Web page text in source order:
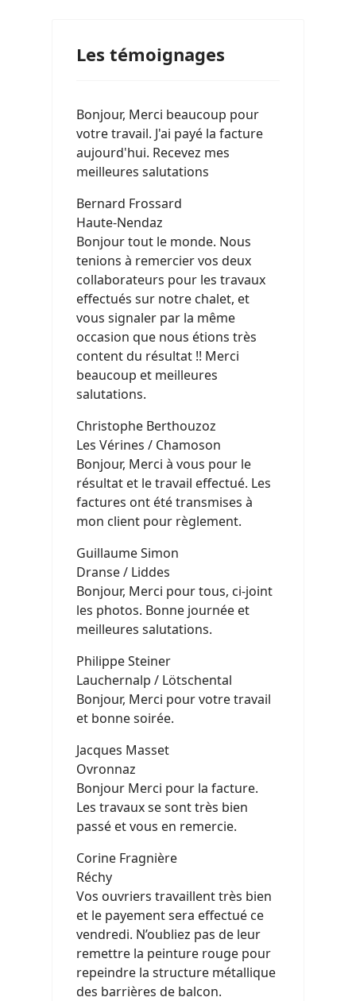
Les témoignages
Bonjour, Merci beaucoup pour
votre travail. J'ai payé la facture
aujourd'hui. Recevez mes
meilleures salutations
Bernard Frossard
Haute-Nendaz
Bonjour tout le monde. Nous
tenions à remercier vos deux
collaborateurs pour les travaux
effectués sur notre chalet, et
vous signaler par la même
occasion que nous étions très
content du résultat !! Merci
beaucoup et meilleures
salutations.
Christophe Berthouzoz
Les Vérines / Chamoson
Bonjour, Merci à vous pour le
résultat et le travail effectué. Les
factures ont été transmises à
mon client pour règlement.
Guillaume Simon
Dranse / Liddes
Bonjour, Merci pour tous, ci-joint
les photos. Bonne journée et
meilleures salutations.
Philippe Steiner
Lauchernalp / Lötschental
Bonjour, Merci pour votre travail
et bonne soirée.
Jacques Masset
Ovronnaz
Bonjour Merci pour la facture.
Les travaux se sont très bien
passé et vous en remercie.
Corine Fragnière
Réchy
Vos ouvriers travaillent très bien
et le payement sera effectué ce
vendredi. N’oubliez pas de leur
remettre la peinture rouge pour
repeindre la structure métallique
des barrières de balcon.